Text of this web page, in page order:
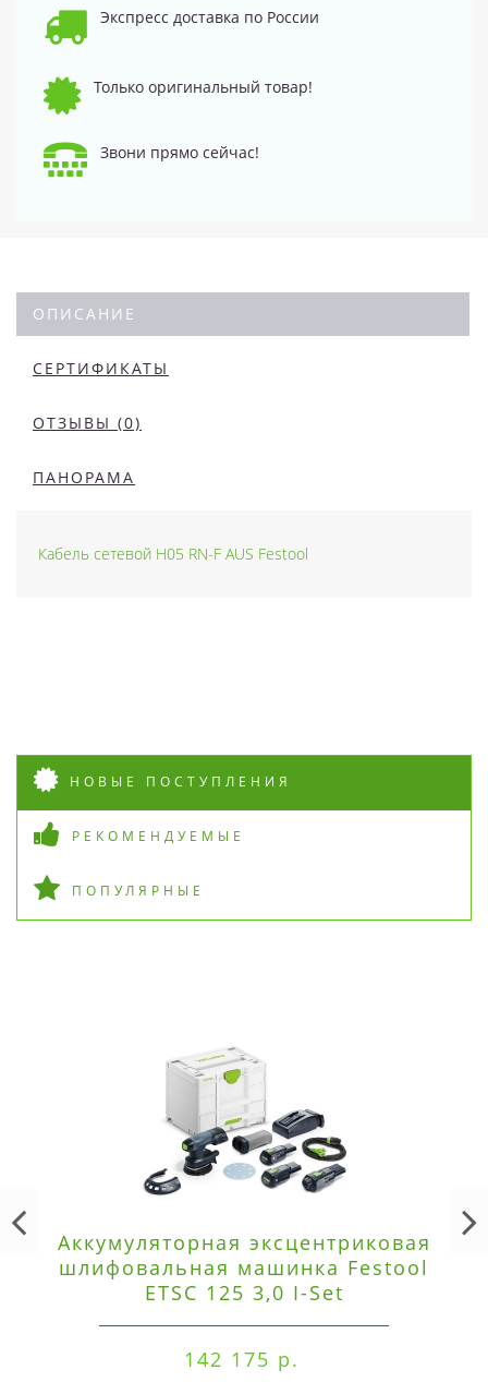
Экспресс доставка по России
Только оригинальный товар!
Звони прямо сейчас!
ОПИСАНИЕ
СЕРТИФИКАТЫ
ОТЗЫВЫ (0)
ПАНОРАМА
Кабель сетевой H05 RN-F AUS Festool
НОВЫЕ ПОСТУПЛЕНИЯ
РЕКОМЕНДУЕМЫЕ
ПОПУЛЯРНЫЕ
Аккумуляторная эксцентриковая
шлифовальная машинка Festool
ETSC 125 3,0 I-Set
142 175 р.